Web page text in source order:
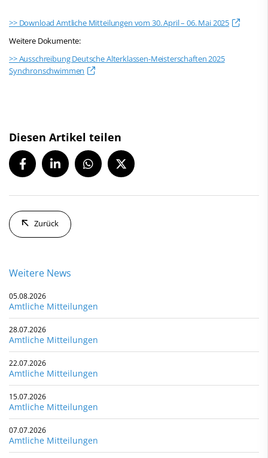
>> Download Amtliche Mitteilungen vom 30. April – 06. Mai 2025
Weitere Dokumente:
>> Ausschreibung Deutsche Alterklassen-Meisterschaften 2025
Synchronschwimmen
Diesen Artikel teilen
Zurück
Weitere News
05.08.2026
Amtliche Mitteilungen
28.07.2026
Amtliche Mitteilungen
22.07.2026
Amtliche Mitteilungen
15.07.2026
Amtliche Mitteilungen
07.07.2026
Amtliche Mitteilungen